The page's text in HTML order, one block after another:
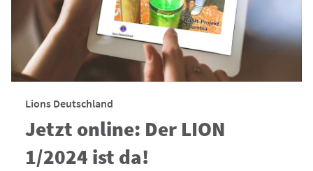
Lions Deutschland
Jetzt online: Der LION
1/2024 ist da!